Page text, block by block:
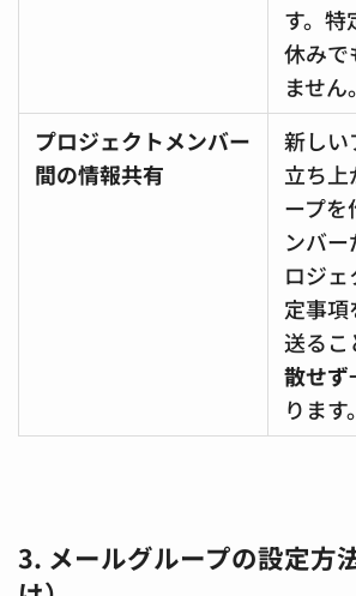
す。特
休みで
ません。
プロジェクトメンバー
間の情報共有
新しい
立ち上
ープを
ンバ
ロジ
定事項
送るこ
散せず
ります。
3. メールグループの設定方